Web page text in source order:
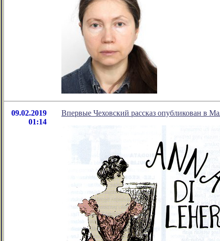
09.02.2019
01:14
Впервые Чеховский рассказ опубликован в